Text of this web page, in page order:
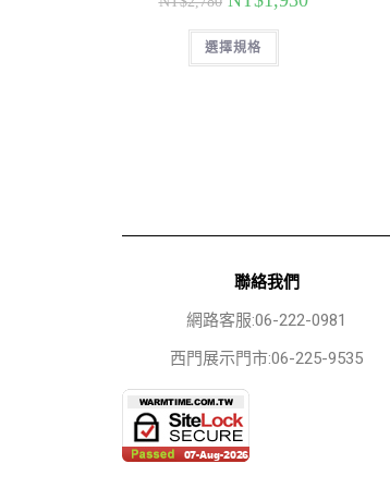
選擇規格
聯絡我們
網路客服:06-222-0981
西門展示門市:06-225-9535